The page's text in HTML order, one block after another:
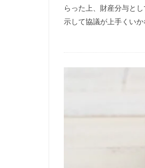
らった上、財産分与と
示して協議が上手くい